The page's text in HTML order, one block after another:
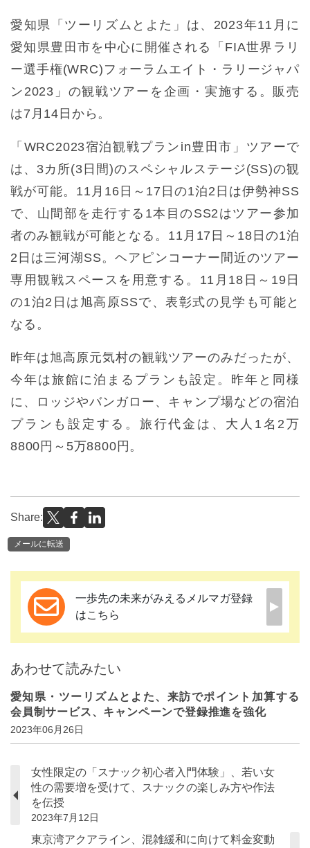
愛知県「ツーリズムとよた」は、2023年11月に
愛知県豊田市を中心に開催される「FIA世界ラリ
ー選手権(WRC)フォーラムエイト・ラリージャパ
ン2023」の観戦ツアーを企画・実施する。販売
は7月14日から。
「WRC2023宿泊観戦プランin豊田市」ツアーで
は、3カ所(3日間)のスペシャルステージ(SS)の観
戦が可能。11月16日～17日の1泊2日は伊勢神SS
で、山間部を走行する1本目のSS2はツアー参加
者のみ観戦が可能となる。11月17日～18日の1泊
2日は三河湖SS。ヘアピンコーナー間近のツアー
専用観戦スペースを用意する。11月18日～19日
の1泊2日は旭高原SSで、表彰式の見学も可能と
なる。
昨年は旭高原元気村の観戦ツアーのみだったが、
今年は旅館に泊まるプランも設定。昨年と同様
に、ロッジやバンガロー、キャンプ場などの宿泊
プランも設定する。旅行代金は、大人1名2万
8800円～5万8800円。
Share:
メールに転送
一歩先の未来がみえるメルマガ登録
はこちら
あわせて読みたい
愛知県・ツーリズムとよた、来訪でポイント加算する
会員制サービス、キャンペーンで登録推進を強化
2023年06月26日
女性限定の「スナック初心者入門体験」、若い女
性の需要増を受けて、スナックの楽しみ方や作法
を伝授
2023年7月12日
東京湾アクアライン、混雑緩和に向けて料金変動